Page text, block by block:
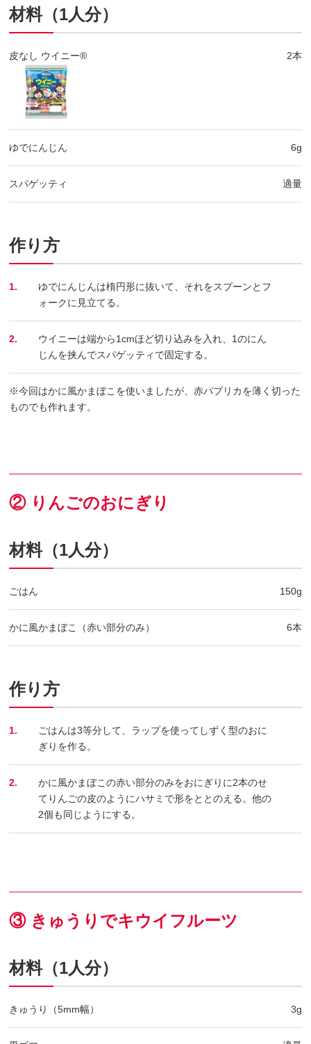
材料（1人分）
皮なし ウイニー® 2本
ゆでにんじん 6g
スパゲッティ 適量
作り方
1.
ゆでにんじんは楕円形に抜いて、それをスプーンとフ
ォークに見立てる。
2.
ウイニーは端から1cmほど切り込みを入れ、1のにん
じんを挟んでスパゲッティで固定する。
※今回はかに風かまぼこを使いましたが、赤パプリカを薄く切った
ものでも作れます。
② りんごのおにぎり
材料（1人分）
ごはん 150g
かに風かまぼこ（赤い部分のみ） 6本
作り方
1.
ごはんは3等分して、ラップを使ってしずく型のおに
ぎりを作る。
2.
かに風かまぼこの赤い部分のみをおにぎりに2本のせ
てりんごの皮のようにハサミで形をととのえる。他の
2個も同じようにする。
③ きゅうりでキウイフルーツ
材料（1人分）
きゅうり（5mm幅） 3g